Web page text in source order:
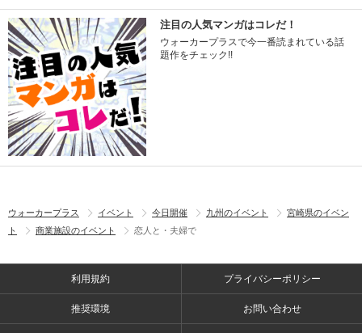
注目の人気マンガはコレだ！
ウォーカープラスで今一番読まれている話
題作をチェック!!
ウォーカープラス イベント 今日開催 九州のイベント
宮崎県のイベン
ト
商業施設のイベント 恋人と・夫婦で
利用規約 プライバシーポリシー
推奨環境 お問い合わせ